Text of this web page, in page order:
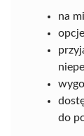
na
do